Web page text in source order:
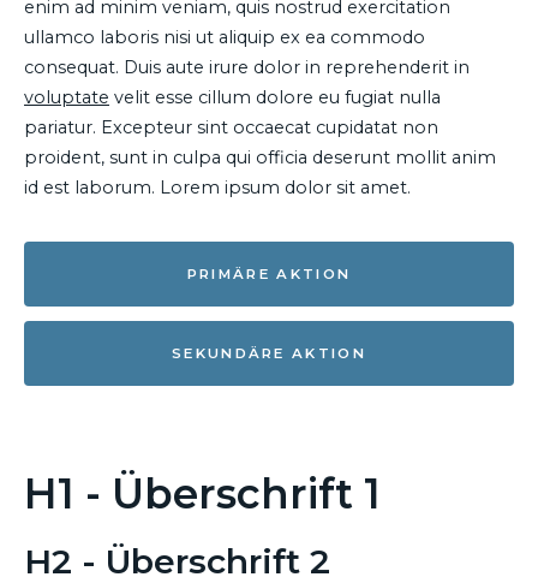
enim ad minim veniam, quis nostrud exercitation
ullamco laboris nisi ut aliquip ex ea commodo
consequat. Duis aute irure dolor in reprehenderit in
voluptate velit esse cillum dolore eu fugiat nulla
pariatur. Excepteur sint occaecat cupidatat non
proident, sunt in culpa qui officia deserunt mollit anim
id est laborum. Lorem ipsum dolor sit amet.
PRIMÄRE AKTION
SEKUNDÄRE AKTION
H1 - Überschrift 1
H2 - Überschrift 2